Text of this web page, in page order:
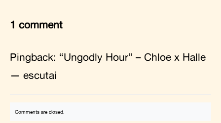
1 comment
Pingback: “Ungodly Hour” – Chloe x Halle
— escutai
Comments are closed.